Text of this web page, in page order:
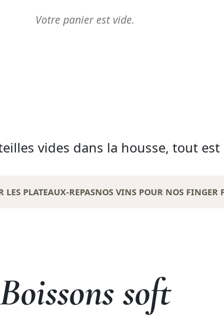
Votre panier est vide.
VIDES DANS LA HOUSSE, TOUT EST
vides dans la housse, tout est
LES PLATEAUX-REPASNOS VINS POUR NOS FINGER
Boissons soft